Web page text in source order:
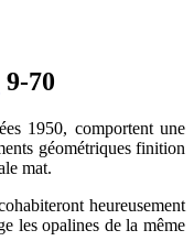
9-70
1950, comportent une
géométriques finition
mat.
heureusement
les opalines de la même